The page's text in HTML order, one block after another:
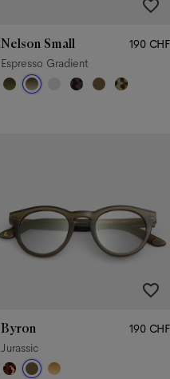
Nelson Small
190 CHF
Espresso Gradient
Byron
190 CHF
Jurassic